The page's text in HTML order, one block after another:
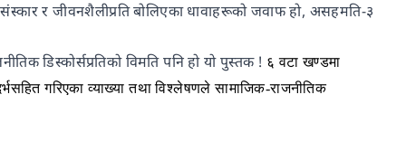
र जीवनशैलीप्रति बोलिएका धावाहरूको जवाफ हो, असहमति-३
डिस्कोर्सप्रतिको विमति पनि हो यो पुस्तक ! ६ वटा खण्डमा
गरिएका व्याख्या तथा विश्लेषणले सामाजिक-राजनीतिक